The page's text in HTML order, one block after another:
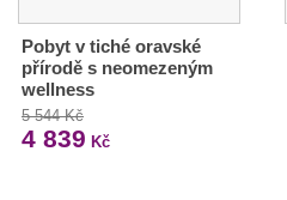
Pobyt v tiché oravské
přírodě s neomezeným
wellness
5 544 Kč
4 839 Kč